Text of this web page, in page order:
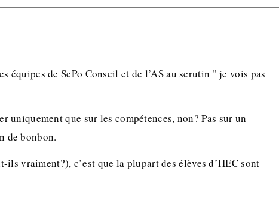
équipes de ScPo Conseil et de l’AS au scrutin " je vois pas
uniquement que sur les compétences, non? Pas sur un
de bonbon.
ils vraiment?), c’est que la plupart des élèves d’HEC sont